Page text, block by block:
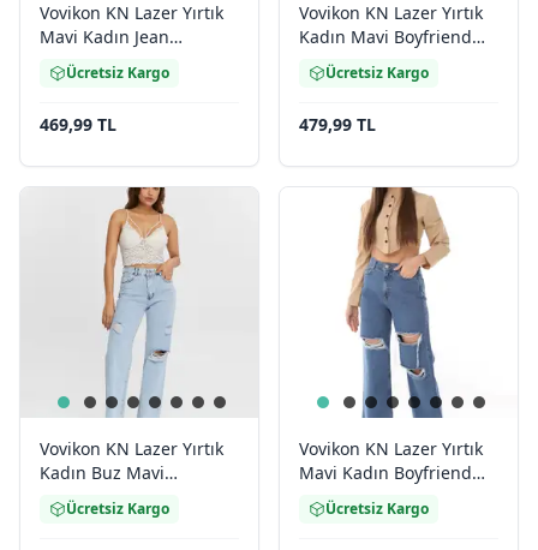
Vovikon KN Lazer Yırtık
Mavi Kadın Jean
Pantolon
Ücretsiz Kargo
469,99 TL
Vovikon KN Lazer Yırtık
Kadın Mavi Boyfriend
Bol Paça Jean Pantolon
Ücretsiz Kargo
479,99 TL
Vovikon KN Lazer Yırtık
Kadın Buz Mavi
Boyfriend Bol Paça Jean
Pantolon
Ücretsiz Kargo
Vovikon KN Lazer Yırtık
Mavi Kadın Boyfriend
Bol Paça Jean Pantolon
Ücretsiz Kargo